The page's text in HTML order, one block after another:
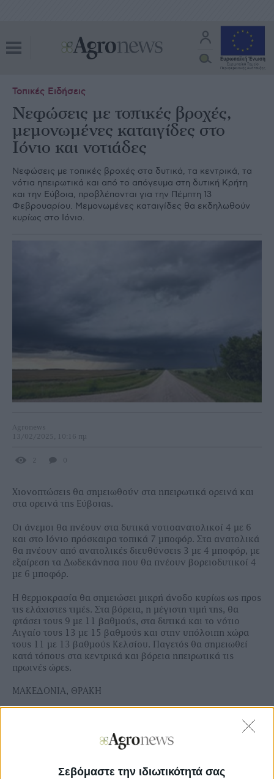
Σεβόμαστε την ιδιωτικότητά σας
Τοπικές Ειδήσεις
Νεφώσεις με τοπικές βροχές,
μεμονωμένες καταιγίδες στο
Ιόνιο και νοτιάδες
Νεφώσεις με τοπικές βροχές στα δυτικά, τα κεντρικά, τα
νότια ηπειρωτικά και από το απόγευμα στη δυτική Κρήτη
και την Εύβοια, προβλέπονται για την Πέμπτη 13
Φεβρουαρίου. Μεμονωμένες καταιγίδες θα εκδηλωθούν
κυρίως στο Ιόνιο.
Agronews
13/02/2025, 10:16 πμ
0
Χιονοπτώσεις θα σημειωθούν στα ηπειρωτικά ορεινά και
στα ορεινά της Εύβοιας.
Οι άνεμοι θα πνέουν στα δυτικά νοτιοανατολικοί 4 με 6
και στο Ιόνιο πρόσκαιρα τοπικά 7 μποφόρ. Στα ανατολικά
θα πνέουν από ανατολικές διευθύνσεις 3 με 4 μποφόρ, με
εξαίρεση τα Δωδεκάνησα που θα πνέουν βορειοδυτικοί 4
με 6 μποφόρ.
Η θερμοκρασία θα σημειώσει μικρή άνοδο κυρίως ως προς
τις ελάχιστες τιμές. Στα βόρεια, η μέγιστη τιμή της, θα
φτάσει τους 9 με 11 βαθμούς, στα δυτικά και το νότιο
Αιγαίο τους 13 με 15 βαθμούς και στην υπόλοιπη χώρα
τους 11 με 13 βαθμούς Κελσίου. Παγετός θα σημειωθεί
κατά τόπους στα κεντρικά και βόρεια ηπειρωτικά τις
πρωινές ώρες.
ΜΑΚΕΔΟΝΙΑ, ΘΡΑΚΗ
χιονοπτώσεων στα ορεινά.